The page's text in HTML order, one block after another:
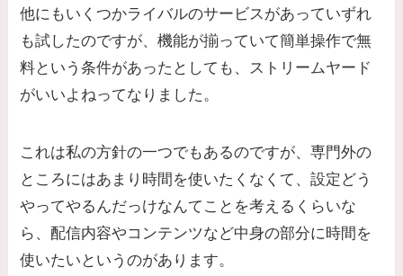
他にもいくつかライバルのサービスがあっていずれ
も試したのですが、機能が揃っていて簡単操作で無
料という条件があったとしても、ストリームヤード
がいいよねってなりました。
これは私の方針の一つでもあるのですが、専門外の
ところにはあまり時間を使いたくなくて、設定どう
やってやるんだっけなんてことを考えるくらいな
ら、配信内容やコンテンツなど中身の部分に時間を
使いたいというのがあります。